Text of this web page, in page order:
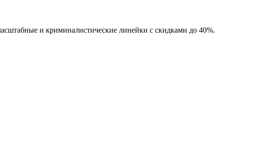
и криминалистические линейки с скидками до 40%.